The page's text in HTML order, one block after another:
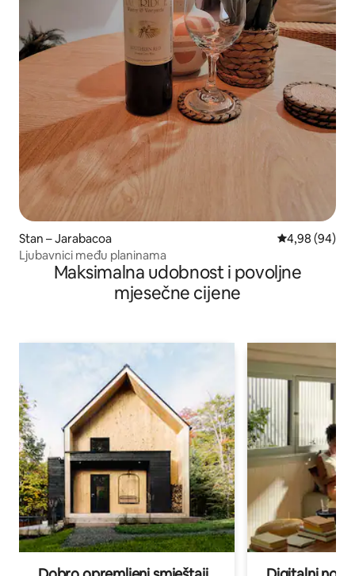
Stan – Jarabacoa Prosječna
4,98 (94)
Ljubavnici među planinama
Maksimalna udobnost i povoljne
mjesečne cijene